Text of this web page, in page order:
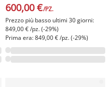
600,00 €/PZ.
Prezzo più basso ultimi 30 giorni:
849,00 € /pz. (-29%)
Prima era: 849,00 € /pz. (-29%)